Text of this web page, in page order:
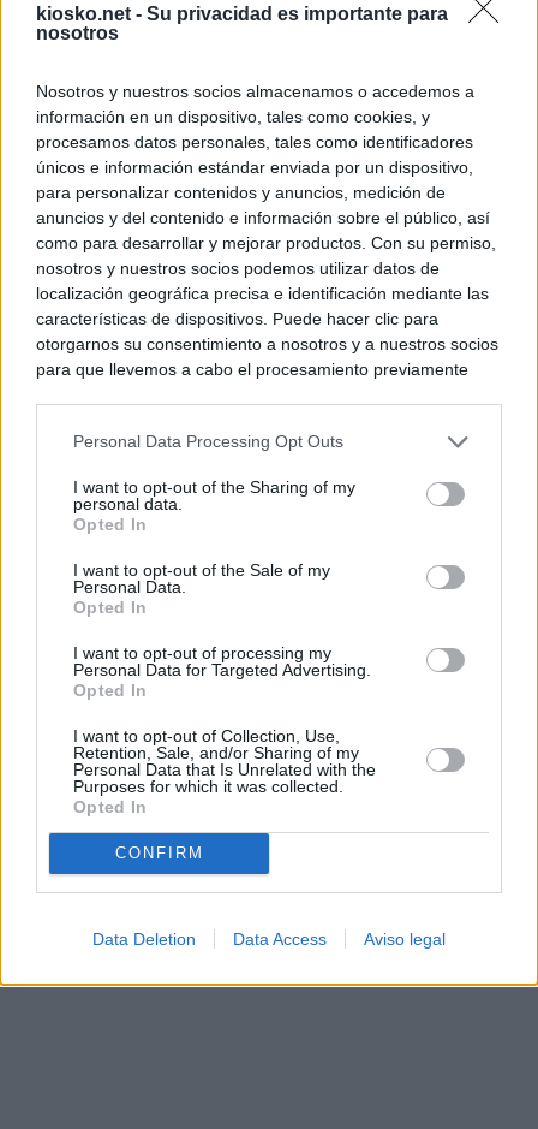
kiosko.net - Su privacidad es importante para
nosotros
Nosotros y nuestros socios almacenamos o accedemos a
información en un dispositivo, tales como cookies, y
procesamos datos personales, tales como identificadores
únicos e información estándar enviada por un dispositivo,
para personalizar contenidos y anuncios, medición de
anuncios y del contenido e información sobre el público, así
como para desarrollar y mejorar productos. Con su permiso,
nosotros y nuestros socios podemos utilizar datos de
localización geográfica precisa e identificación mediante las
características de dispositivos. Puede hacer clic para
otorgarnos su consentimiento a nosotros y a nuestros socios
para que llevemos a cabo el procesamiento previamente
negar su consentimiento. Tenga en cuenta que algún
de su consentimiento, pero usted tiene el derecho de
rechazar tal procesamiento. Sus preferencias se aplicarán
cualquier momento entrando de nuevo en este sitio web o
visitando nuestra política de privacidad.
Personal Data Processing Opt Outs
I want to opt-out of the Sharing of my
personal data.
Opted In
I want to opt-out of the Sale of my
Personal Data.
Opted In
I want to opt-out of processing my
Personal Data for Targeted Advertising.
Opted In
I want to opt-out of Collection, Use,
Retention, Sale, and/or Sharing of my
Personal Data that Is Unrelated with the
Purposes for which it was collected.
Opted In
CONFIRM
Data Deletion Data Access Aviso legal